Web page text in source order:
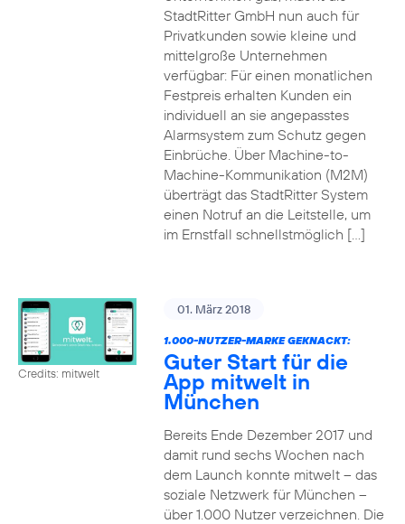
StadtRitter GmbH nun auch für
Privatkunden sowie kleine und
mittelgroße Unternehmen
verfügbar: Für einen monatlichen
Festpreis erhalten Kunden ein
individuell an sie angepasstes
Alarmsystem zum Schutz gegen
Einbrüche. Über Machine-to-
Machine-Kommunikation (M2M)
überträgt das StadtRitter System
einen Notruf an die Leitstelle, um
im Ernstfall schnellstmöglich […]
Credits: mitwelt
01. März 2018
1.000-NUTZER-MARKE GEKNACKT:
Guter Start für die
App mitwelt in
München
Bereits Ende Dezember 2017 und
damit rund sechs Wochen nach
dem Launch konnte mitwelt – das
soziale Netzwerk für München –
über 1.000 Nutzer verzeichnen. Die